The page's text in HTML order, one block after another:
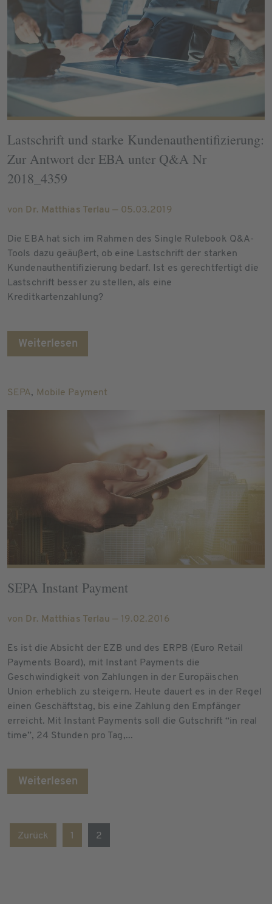
Lastschrift und starke Kundenauthentifizierung:
Zur Antwort der EBA unter Q&A Nr
2018_4359
von Dr. Matthias Terlau — 05.03.2019
Die EBA hat sich im Rahmen des Single Rulebook Q&A-
Tools dazu geäußert, ob eine Lastschrift der starken
Kundenauthentifizierung bedarf. Ist es gerechtfertigt die
Lastschrift besser zu stellen, als eine
Kreditkartenzahlung?
Weiterlesen
SEPA, Mobile Payment
SEPA Instant Payment
von Dr. Matthias Terlau — 19.02.2016
Es ist die Absicht der EZB und des ERPB (Euro Retail
Payments Board), mit Instant Payments die
Geschwindigkeit von Zahlungen in der Europäischen
Union erheblich zu steigern. Heute dauert es in der Regel
einen Geschäftstag, bis eine Zahlung den Empfänger
erreicht. Mit Instant Payments soll die Gutschrift “in real
time”, 24 Stunden pro Tag,...
Weiterlesen
Zurück 1 2